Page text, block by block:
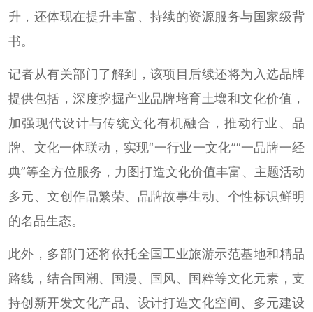
升，还体现在提升丰富、持续的资源服务与国家级背
书。
记者从有关部门了解到，该项目后续还将为入选品牌
提供包括，深度挖掘产业品牌培育土壤和文化价值，
加强现代设计与传统文化有机融合，推动行业、品
牌、文化一体联动，实现“一行业一文化”“一品牌一经
典”等全方位服务，力图打造文化价值丰富、主题活动
多元、文创作品繁荣、品牌故事生动、个性标识鲜明
的名品生态。
此外，多部门还将依托全国工业旅游示范基地和精品
路线，结合国潮、国漫、国风、国粹等文化元素，支
持创新开发文化产品、设计打造文化空间、多元建设